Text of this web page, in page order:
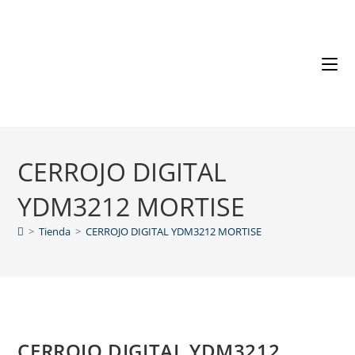
CERROJO DIGITAL
YDM3212 MORTISE
> Tienda > CERROJO DIGITAL YDM3212 MORTISE